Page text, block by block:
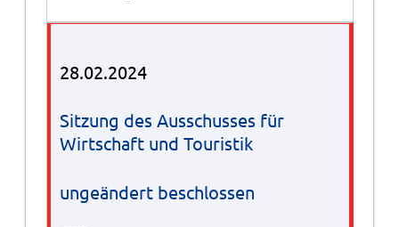
28.02.2024
Sitzung des Ausschusses für
Wirtschaft und Touristik
ungeändert beschlossen